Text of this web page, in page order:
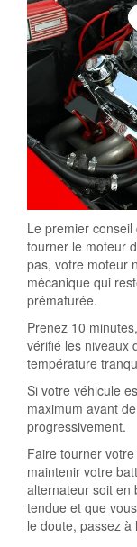
Le premier conseil
tourner le moteur
pas, votre moteur
mécanique qui
prématurée.
Prenez 10
vérifié les niveaux
température
Si votre véhicule
maximum avant
progressivement.
Faire tourner
maintenir votre
alternateur soit en
tendue et que
le doute, passez à